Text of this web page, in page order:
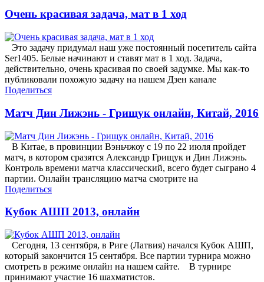
Очень красивая задача, мат в 1 ход
Это задачу придумал наш уже постоянный посетитель сайта
Ser1405. Белые начинают и ставят мат в 1 ход. Задача,
действительно, очень красивая по своей задумке. Мы как-то
публиковали похожую задачу на нашем Дзен канале
Поделиться
Матч Дин Лижэнь - Грищук онлайн, Китай, 2016
В Китае, в провинции Вэньчжоу с 19 по 22 июля пройдет
матч, в котором сразятся Александр Грищук и Дин Лижэнь.
Контроль времени матча классический, всего будет сыграно 4
партии. Онлайн трансляцию матча смотрите на
Поделиться
Кубок АШП 2013, онлайн
Сегодня, 13 сентября, в Риге (Латвия) начался Кубок АШП,
который закончится 15 сентября. Все партии турнира можно
смотреть в режиме онлайн на нашем сайте. В турнире
принимают участие 16 шахматистов.